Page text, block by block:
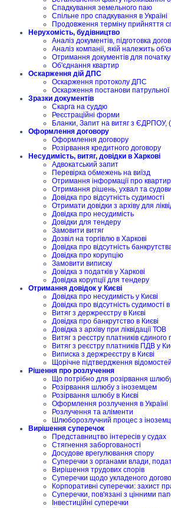
Спадкування земельного паю
Спільне про спадкування в Україні
Продовження терміну прийняття
Нерухомість, будівництво
Аналіз документів, підготовка
Аналіз компанії, якій належить
Отримання документів для початку
Об'єднання квартир
Оскарження дій ДПС
Оскарження протоколу ДПС
Оскарження постанови патрульної
Зразки документів
Скарга на суддю
Реєстраційні форми
Бланки, Запит на витяг з ЄДРПОУ,
Оформлення договору
Оформлення договору
Розірвання кредитного договору
Несудимість, витяг, довідки в Харкові
Адвокатський запит
Перевірка обмежень на виїзд
Отримання інформації про
Отримання рішень, ухвал та
Довідка про відсутність судимості
Отримати довідки з архіву для
Довідка про несудимість
Довідки для тендеру
Замовити витяг
Дозвіл на торгівлю в Харкові
Довідка про відсутність
Довідка про корупцію
Замовити виписку
Довідка з податків у Харкові
Довідка корупції для тендеру
Отримання довідок у Києві
Довідка про несудимість у Києві
Довідка про відсутність судимості в
Витяг з держреєстру в Києві
Довідка про банкрутство в Києві
Довідка з архіву при ліквідації ТОВ
Витяг з реєстру платників єдиного
Витяг з реєстру платників ПДВ у
Виписка з держреєстру в Києві
Щорічне підтвердження
Рішення про розлучення
Що потрібно для розірвання
Розірвання шлюбу з іноземцем
Розірвання шлюбу в Києві
Оформлення розлучення в Україні
Розлучення та аліменти
Шлюборозлучний процес з
Вирішення суперечок
Представництво інтересів у судах
Стягнення заборгованості
Досудове врегулювання спору
Суперечки з органами влади,
Вирішення трудових спорів
Суперечки щодо укладеного
Корпоративні суперечки: захист
Суперечки, пов'язані з цінними
Інвестиційні суперечки